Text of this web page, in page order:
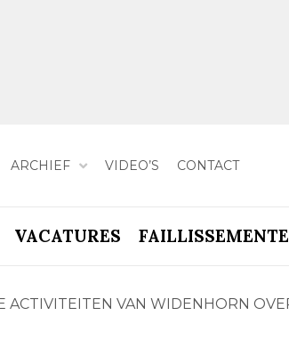
ARCHIEF VIDEO’S CONTACT
VACATURES
ACTIVITEITEN VAN WIDENHORN